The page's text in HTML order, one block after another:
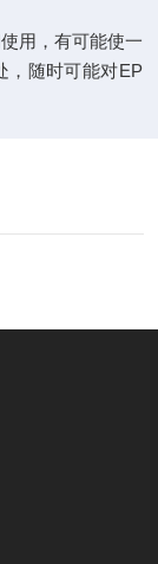
用，有可能使一
，随时可能对EP